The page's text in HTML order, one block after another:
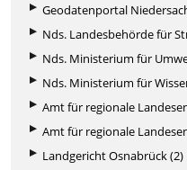
Geodatenportal
Nds. Landesbehörde für
Nds. Ministerium für
Nds. Ministerium für
Amt für regionale
Amt für regionale
Landgericht Osnabrück (2)